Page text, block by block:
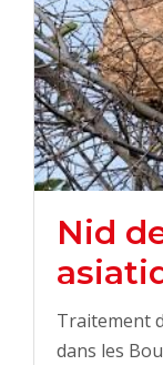
Nid
Traitement
dans les